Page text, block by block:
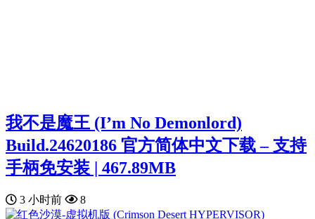
我不是魔王 (I’m No Demonlord)
Build.24620186 官方简体中文下载 – 支持
手柄免安装 | 467.89MB
3 小时前 8